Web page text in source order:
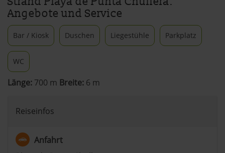
Angebote und Service
Bar / Kiosk Duschen Liegestühle Parkplatz
WC
Länge: 700 m Breite: 6 m
Reiseinfos
Anfahrt